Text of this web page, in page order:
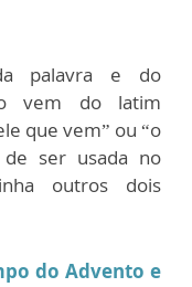
palavra e do
vem do latim
que vem” ou “o
ser usada no
outros dois
do Advento e